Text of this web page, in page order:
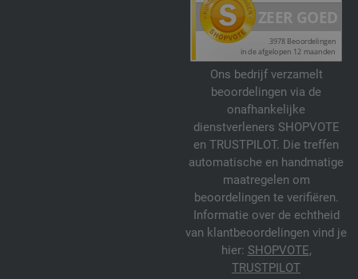
Ons bedrijf verzamelt
beoordelingen via de
onafhankelijke
dienstverleners SHOPVOTE
en TRUSTPILOT. Die treffen
automatische en handmatige
maatregelen om
beoordelingen te verifiëren.
Informatie over de echtheid
van klantbeoordelingen vind je
hier: SHOPVOTE,
TRUSTPILOT